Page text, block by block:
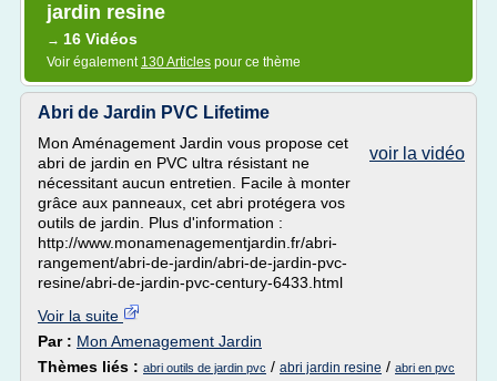
jardin resine
→ 16 Vidéos
Voir également 130 Articles pour ce thème
Abri de Jardin PVC Lifetime
voir la vidéo
Mon Aménagement Jardin vous propose cet
abri de jardin en PVC ultra résistant ne
nécessitant aucun entretien. Facile à monter
grâce aux panneaux, cet abri protégera vos
outils de jardin. Plus d'information :
http://www.monamenagementjardin.fr/abri-
rangement/abri-de-jardin/abri-de-jardin-pvc-
resine/abri-de-jardin-pvc-century-6433.html
Voir la suite
Par : Mon Amenagement Jardin
Thèmes liés : abri outils de jardin pvc / abri jardin resine / abri en pvc